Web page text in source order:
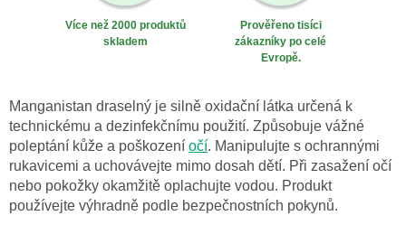
Více než 2000 produktů
skladem
Prověřeno tisíci
zákazníky po celé
Evropě.
Manganistan draselný je silně oxidační látka určená k
technickému a dezinfekčnímu použití. Způsobuje vážné
poleptání kůže a poškození očí. Manipulujte s ochrannými
rukavicemi a uchovávejte mimo dosah dětí. Při zasažení očí
nebo pokožky okamžitě oplachujte vodou. Produkt
používejte výhradně podle bezpečnostních pokynů.